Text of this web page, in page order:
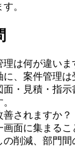
。
は何が違いま
に、案件管理
・見積・指
されますか？
面に集まる
削減、部門